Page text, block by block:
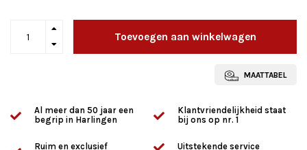
Toevoegen aan winkelwagen
MAATTABEL
Al meer dan 50 jaar een
begrip in Harlingen
Klantvriendelijkheid staat
bij ons op nr. 1
Ruim en exclusief
Uitstekende service